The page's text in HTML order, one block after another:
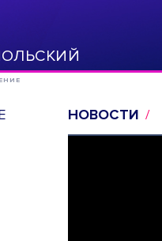
НОВОСТИ